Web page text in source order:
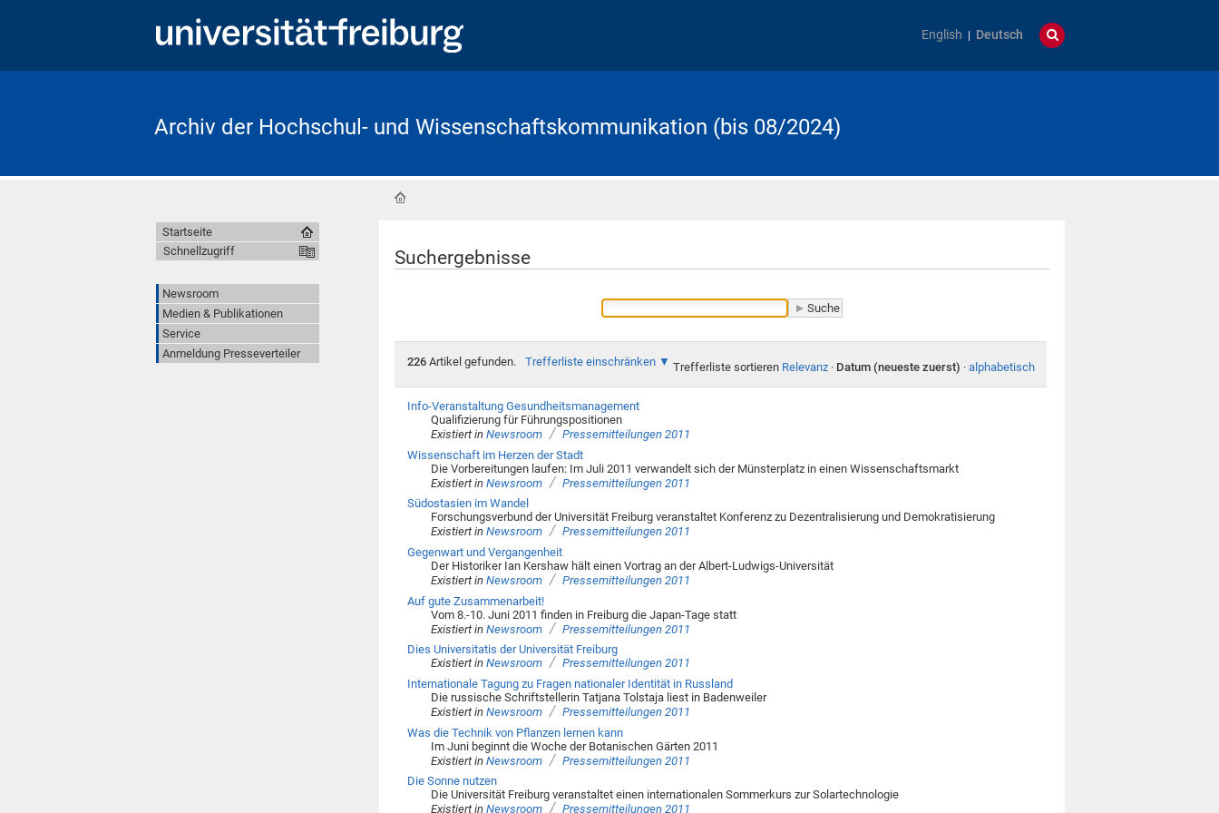
English Deutsch
Archiv der Hochschul- und Wissenschaftskommunikation (bis 08/2024)
Suchergebnisse
226Artikel gefunden. Trefferliste einschränken Trefferliste sortieren Relevanz · Datum (neueste zuerst) · alphabetisch
Info-Veranstaltung Gesundheitsmanagement
Qualifizierung für Führungspositionen
Existiert in Newsroom / Pressemitteilungen 2011
Wissenschaft im Herzen der Stadt
Die Vorbereitungen laufen: Im Juli 2011 verwandelt sich der Münsterplatz in einen Wissenschaftsmarkt
Existiert in Newsroom / Pressemitteilungen 2011
Südostasien im Wandel
Forschungsverbund der Universität Freiburg veranstaltet Konferenz zu Dezentralisierung und Demokratisierung
Existiert in Newsroom / Pressemitteilungen 2011
Gegenwart und Vergangenheit
Der Historiker Ian Kershaw hält einen Vortrag an der Albert-Ludwigs-Universität
Existiert in Newsroom / Pressemitteilungen 2011
Auf gute Zusammenarbeit!
Vom 8.-10. Juni 2011 finden in Freiburg die Japan-Tage statt
Existiert in Newsroom / Pressemitteilungen 2011
Dies Universitatis der Universität Freiburg
Existiert in Newsroom / Pressemitteilungen 2011
Internationale Tagung zu Fragen nationaler Identität in Russland
Die russische Schriftstellerin Tatjana Tolstaja liest in Badenweiler
Existiert in Newsroom / Pressemitteilungen 2011
Was die Technik von Pflanzen lernen kann
Im Juni beginnt die Woche der Botanischen Gärten 2011
Existiert in Newsroom / Pressemitteilungen 2011
Die Sonne nutzen
Die Universität Freiburg veranstaltet einen internationalen Sommerkurs zur Solartechnologie
Existiert in Newsroom / Pressemitteilungen 2011
Startseite
Schnellzugriff
Newsroom
Medien & Publikationen
Service
Anmeldung Presseverteiler